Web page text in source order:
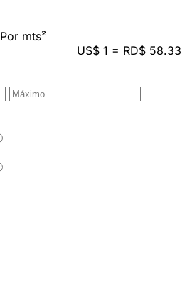
Por mts²
US$ 1 = RD$ 58.33